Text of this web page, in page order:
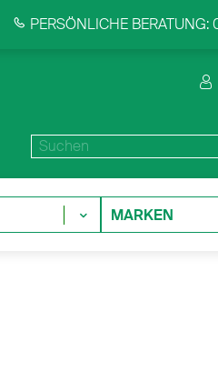
PERSÖNLICHE BERATUNG:
MARKEN